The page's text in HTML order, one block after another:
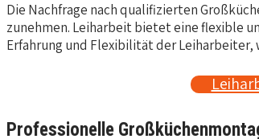
Die Nachfrage nach qualifizierten
zunehmen. Leiharbeit bietet eine flexible
Erfahrung und Flexibilität der
Professionelle